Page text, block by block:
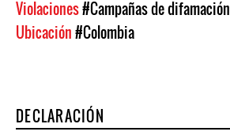
Violaciones#Campañas de difamación
Ubicación#Colombia
DECLARACIÓN